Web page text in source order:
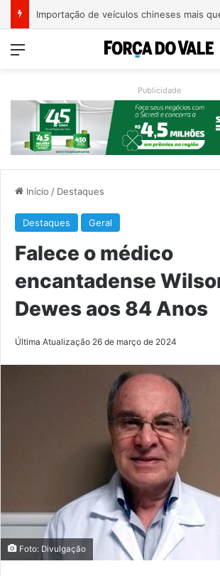
Menu
Publicidade
Início / Destaques
Destaques Geral
Falece o médico
encantadense
Dewes aos 84 Anos
Última Atualização 26 de março de 2024
Foto: Divulgação